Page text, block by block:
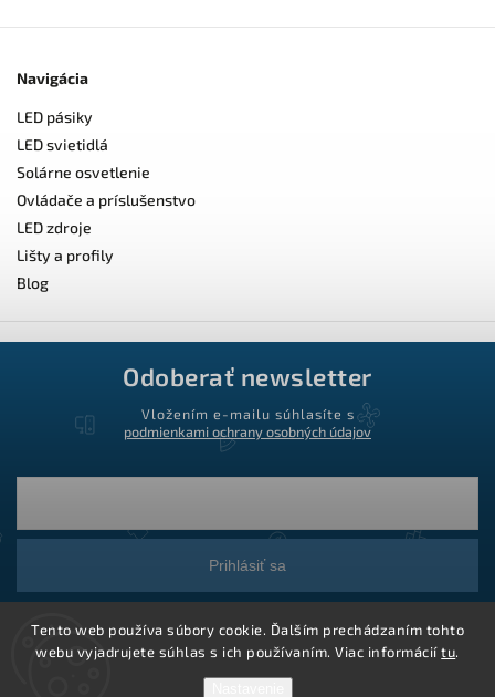
Tento web používa súbory cookie. Ďalším prechádzaním tohto
webu vyjadrujete súhlas s ich používaním. Viac informáciítu.
Navigácia
LED pásiky
LED svietidlá
Solárne osvetlenie
Ovládače a príslušenstvo
LED zdroje
Lišty a profily
Blog
Odoberať newsletter
Vložením e-mailu súhlasíte s
podmienkami ochrany osobných údajov
Prihlásiť sa